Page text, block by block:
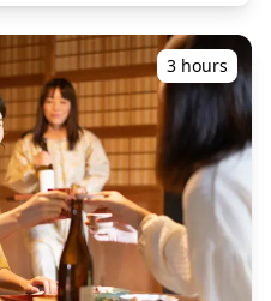
desain tren mutakhir, dan
sesuai dengan Anda
itu, karena semua barang
Anda dapat
Anda datang
kenangan indah tentang
dengan menggunakan
sekolah kami! Pastikan
Abadikan foto
tak terlupakan! Kami
Jepang dan
ke Jepang
3 hours